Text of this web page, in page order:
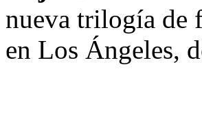
nueva trilogía de
en Los Ángeles,